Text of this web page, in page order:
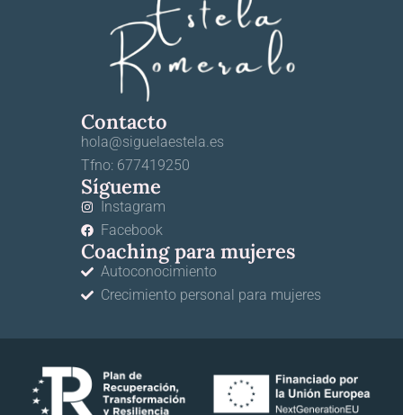
Contacto
hola@siguelaestela.es
Tfno: 677419250
Sígueme
Instagram
Facebook
Coaching para mujeres
Autoconocimiento
Crecimiento personal para mujeres